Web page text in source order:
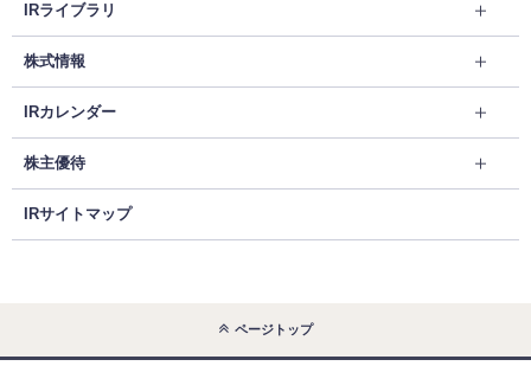
IRライブラリ
株式情報
IRカレンダー
株主優待
IRサイトマップ
ページトップ